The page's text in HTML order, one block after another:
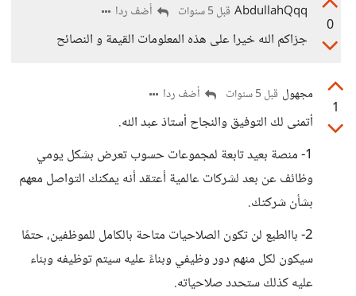
0
AbdullahQqq قبل 5 سنوات أضف ردا
جزاكم الله خيرا على هذه المعلومات القيمة و النصائح
1
مجهول قبل 5 سنوات أضف ردا
أتمنى لك التوفيق والنجاح أستاذ عبد الله.
1- منصة بعيد تابعة لمجموعات حسوب تعرض بشكل يومي
وظائف عن بعد لشركات عالمية أعتقد أنه يمكنك التواصل معهم
بشأن شركتك.
2- باالطبع لن تكون الصلاحيات متاحة بالكامل للموظفين، حتمًا
سيكون لكل منهم دور وظيفي وبناءً عليه سيتم توظيفه وبناء
عليه كذلك ستحدد صلاحياته.